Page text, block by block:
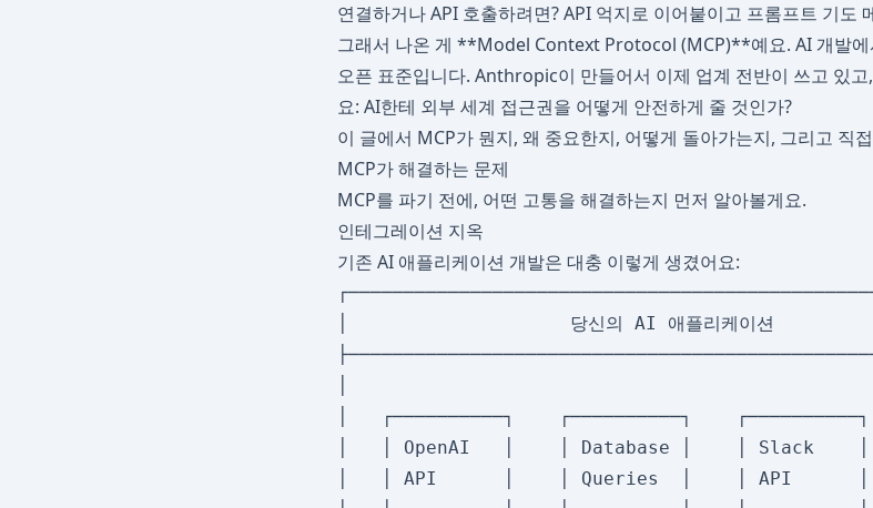
연결하거나 API 호출하려면? API 억지로 이어붙이고 프롬프트 기도
그래서 나온 게 **Model Context Protocol (MCP)**예요. AI 개발에
오픈 표준입니다. Anthropic이 만들어서 이제 업계 전반이 쓰고 있
요: AI한테 외부 세계 접근권을 어떻게 안전하게 줄 것인가?
이 글에서 MCP가 뭔지, 왜 중요한지, 어떻게 돌아가는지, 그리고 직
MCP가 해결하는 문제
MCP를 파기 전에, 어떤 고통을 해결하는지 먼저 알아볼게요.
인테그레이션 지옥
기존 AI 애플리케이션 개발은 대충 이렇게 생겼어요:
│                    당신의 AI 애플리케이션
│   ┌──────────┐    ┌──────────┐
│   │ OpenAI   │    │ Database │    │ Slack
│   │ API      │    │ Queries  │    │ API